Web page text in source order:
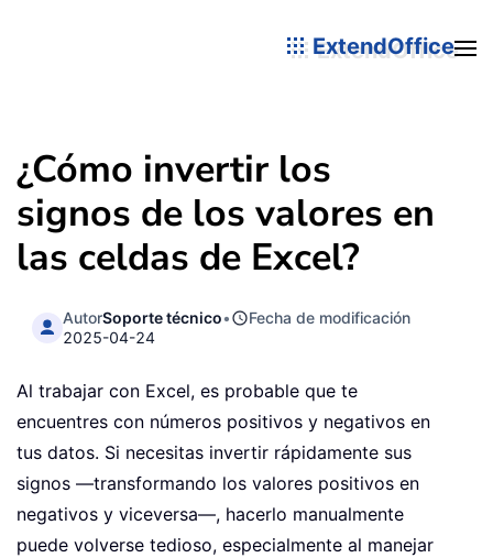
ExtendOffice
¿Cómo invertir los
signos de los valores en
las celdas de Excel?
AutorSoporte técnico•
Fecha de modificación
2025-04-24
Al trabajar con Excel, es probable que te
encuentres con números positivos y negativos en
tus datos. Si necesitas invertir rápidamente sus
signos —transformando los valores positivos en
negativos y viceversa—, hacerlo manualmente
puede volverse tedioso, especialmente al manejar